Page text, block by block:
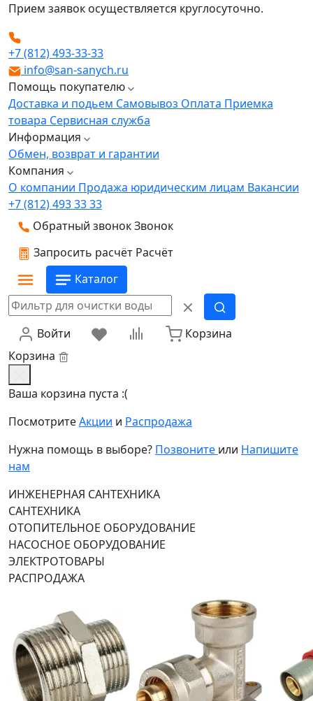
Прием заявок осуществляется круглосуточно.
+7 (812) 493-33-33
info@san-sanych.ru
Помощь покупателю
Доставка и подьем Самовывоз Оплата Приемка
товара Сервисная служба
Информация
Обмен, возврат и гарантии
Компания
О компании Продажа юридическим лицам Вакансии
+7 (812) 493 33 33
Обратный звонокЗвонок
Запросить расчёт Расчёт
Каталог
Войти
Корзина
Корзина
Ваша корзина пуста :(
ПосмотритеАкции и Распродажа
Нужна помощь в выборе? Позвоните или Напишите
нам
ИНЖЕНЕРНАЯ САНТЕХНИКА
САНТЕХНИКА
ОТОПИТЕЛЬНОЕ ОБОРУДОВАНИЕ
НАСОСНОЕ ОБОРУДОВАНИЕ
ЭЛЕКТРОТОВАРЫ
РАСПРОДАЖА